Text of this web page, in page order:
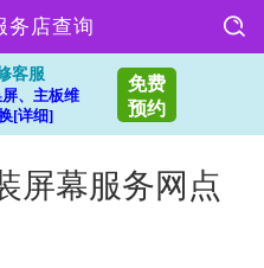
务店查询
客服
、主板维
[详细]
免费
预约
屏幕服务网点